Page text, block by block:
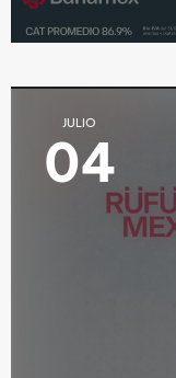
JULIO
04